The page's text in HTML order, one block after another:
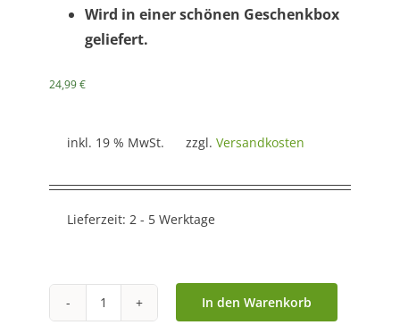
Wird in einer schönen Geschenkbox
geliefert.
24,99€
inkl. 19 % MwSt. zzgl. Versandkosten
Lieferzeit: 2 - 5 Werktage
Würzschmusie
In den Warenkorb